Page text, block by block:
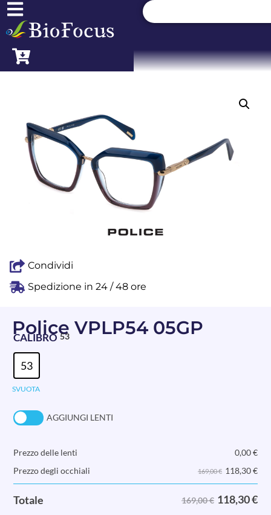
Condividi
Spedizione in 24 / 48 ore
Police VPLP54 05GP
CALIBRO 53
53
SVUOTA
AGGIUNGI LENTI
Prezzo delle lenti 0,00€
Prezzo degli occhiali
169,00 € 118,30€
Totale 169,00 € 118,30€